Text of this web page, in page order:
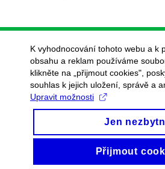
K vyhodnocování tohoto webu a k
obsahu a reklam používáme
klikněte na „přijmout cookies",
souhlas k jejich uložení, správě a
Upravit možnosti
Jen
Přijmout